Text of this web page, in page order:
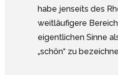
habe jenseits des
weitläufigere
eigentlichen Sinne
„schön“ zu